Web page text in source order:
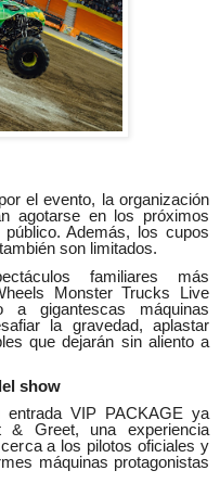
el evento, la organización
agotarse en los próximos
Además, los cupos
son limitados.
familiares más
Monster Trucks Live
gigantescas máquinas
la gravedad, aplastar
que dejarán sin aliento a
show
entrada VIP PACKAGE ya
& Greet, una experiencia
a los pilotos oficiales y
máquinas protagonistas